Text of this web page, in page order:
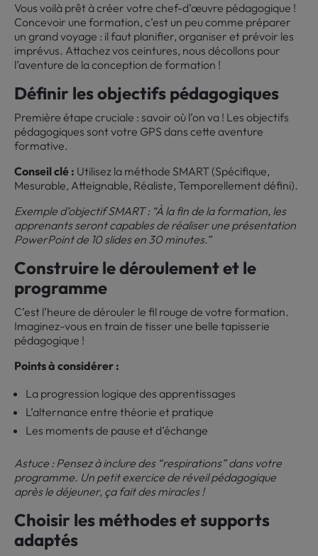
Vous voilà prêt à créer votre chef-d’œuvre pédagogique !
Concevoir une formation, c’est un peu comme préparer
un grand voyage : il faut planifier, organiser et prévoir les
imprévus. Attachez vos ceintures, nous décollons pour
l’aventure de la conception de formation !
Définir les objectifs pédagogiques
Première étape cruciale : savoir où l’on va ! Les objectifs
pédagogiques sont votre GPS dans cette aventure
formative.
Conseil clé : Utilisez la méthode SMART (Spécifique,
Mesurable, Atteignable, Réaliste, Temporellement défini).
Exemple d’objectif SMART : “À la fin de la formation, les
apprenants seront capables de réaliser une présentation
PowerPoint de 10 slides en 30 minutes.”
Construire le déroulement et le
programme
C’est l’heure de dérouler le fil rouge de votre formation.
Imaginez-vous en train de tisser une belle tapisserie
pédagogique !
Points à considérer :
La progression logique des apprentissages
L’alternance entre théorie et pratique
Les moments de pause et d’échange
Astuce : Pensez à inclure des “respirations” dans votre
programme. Un petit exercice de réveil pédagogique
après le déjeuner, ça fait des miracles !
Choisir les méthodes et supports
adaptés